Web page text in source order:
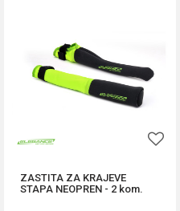
ZASTITA ZA KRAJEVE
STAPA NEOPREN - 2 kom.